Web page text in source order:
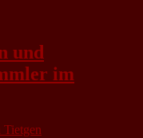
und
im
Tietgen